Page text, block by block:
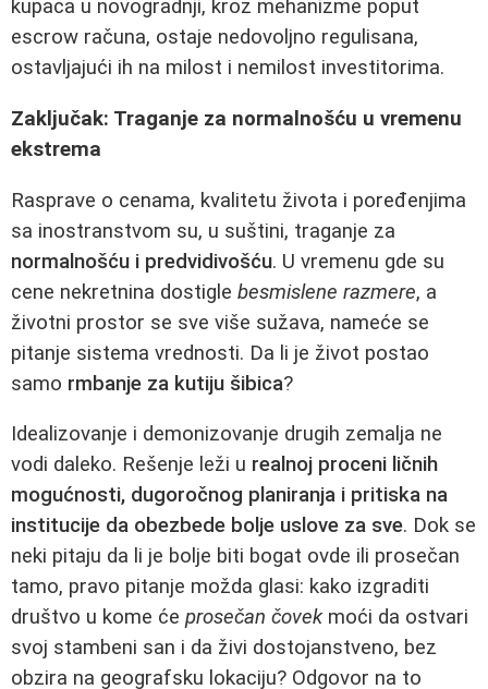
kupaca u novogradnji, kroz mehanizme poput
escrow računa, ostaje nedovoljno regulisana,
ostavljajući ih na milost i nemilost investitorima.
Zaključak: Traganje za normalnošću u vremenu
ekstrema
Rasprave o cenama, kvalitetu života i poređenjima
sa inostranstvom su, u suštini, traganje za
normalnošću i predvidivošću. U vremenu gde su
cene nekretnina dostigle besmislene razmere, a
životni prostor se sve više sužava, nameće se
pitanje sistema vrednosti. Da li je život postao
samo rmbanje za kutiju šibica?
Idealizovanje i demonizovanje drugih zemalja ne
vodi daleko. Rešenje leži u realnoj proceni ličnih
mogućnosti, dugoročnog planiranja i pritiska na
institucije da obezbede bolje uslove za sve. Dok se
neki pitaju da li je bolje biti bogat ovde ili prosečan
tamo, pravo pitanje možda glasi: kako izgraditi
društvo u kome će prosečan čovekmoći da ostvari
svoj stambeni san i da živi dostojanstveno, bez
obzira na geografsku lokaciju? Odgovor na to